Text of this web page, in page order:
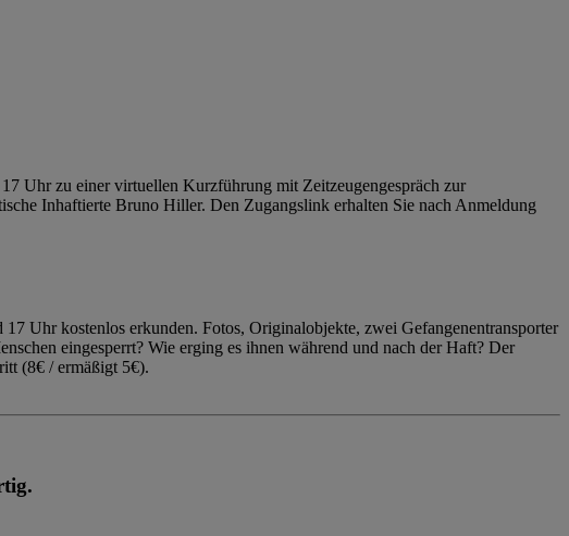
Uhr zu einer virtuellen Kurzführung mit Zeitzeugengespräch zur
Inhaftierte Bruno Hiller. Den Zugangslink erhalten Sie nach Anmeldung
Uhr kostenlos erkunden. Fotos, Originalobjekte, zwei Gefangenentransporter
eingesperrt? Wie erging es ihnen während und nach der Haft? Der
(8€ / ermäßigt 5€).